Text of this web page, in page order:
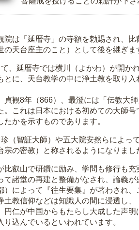
は「延暦寺」の寺額を勅賜され、
天台座主のこと）として後を継ぎま
、延暦寺では横川（よかわ）が開か
とに、天台教学の中に浄土教を取り
観8年（866）、最澄には「伝教大
。これは日本における初めての大師
たかを示すものであります。
（智証大師）や五大院安然らによっ
の密教）と称されるようになりまし
叡山で研鑽に励み、学問も修行も
て諸堂の再建と整備がなされ、論義
）によって『往生要集』が著わされ
教信仰などは知識人の間に浸透し
円仁が中国からもたらし大成した声
込んでいるといわれています。